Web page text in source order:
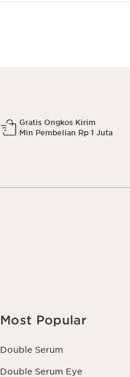
Gratis Ongkos Kirim
Min Pembelian Rp 1 Juta
Most Popular
Double Serum
Double Serum Eye